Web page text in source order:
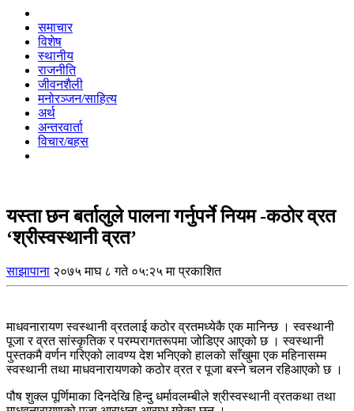
समाचार
विशेष
स्थानीय
राजनीति
जीवनशैली
मनोरञ्जन/साहित्य
अर्थ
अन्तरवार्ता
विचार/बहस
यस्ता छन बर्तालुले पालना गर्नुपर्ने नियम -कठोर व्रत
‘श्रीस्वस्थानी व्रत’
साझापाना २०७५ माघ ८ गते ०५:२५ मा प्रकाशित
माधवनारायण स्वस्थानी व्रतलाई कठोर व्रतमध्येकै एक मानिन्छ । स्वस्थानी
पूजा र व्रत सांस्कृतिक र परम्परागतरूपमा जोडिएर आएको छ । स्वस्थानी
पुस्तकमै वर्णन गरिएको लावण्य देश भनिएको हालको साँखुमा एक महिनासम्म
स्वस्थानी तथा माधवनारायणको कठोर व्रत र पूजा बस्ने चलन रहिआएको छ ।
पौष शुक्ल पूर्णिमाका दिनदेखि हिन्दु धर्मावलम्बीले श्रीस्वस्थानी व्रतकथा तथा